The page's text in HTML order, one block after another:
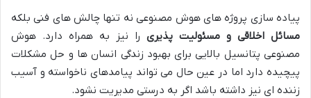
پیاده سازی پروژه های هوش مصنوعی نه تنها چالش های فنی بلکه
مسائل اخلاقی و مسئولیت پذیریرا نیز به همراه دارد. هوش
مصنوعی پتانسیل بالایی برای بهبود زندگی انسان ها و حل مشکلات
پیچیده دارد اما در عین حال می تواند پیامدهای ناخواسته و آسیب
زننده ای نیز داشته باشد اگر به درستی مدیریت نشود.